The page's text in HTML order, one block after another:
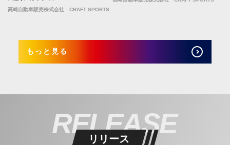
高崎自動車販売株式会社 CRAFT SPORTS
もっと見る
RELEASE
リリース